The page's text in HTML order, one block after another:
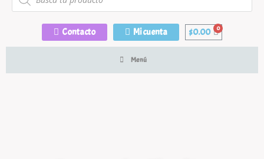
Contacto Mi cuenta $0.00
Menú